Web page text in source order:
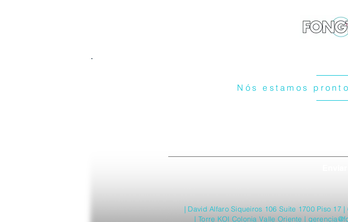
Nós estamos
| David Alfaro Siqueiros 106 Suite 1700 Piso 17
| Torre KOI Colonia Valle Oriente |